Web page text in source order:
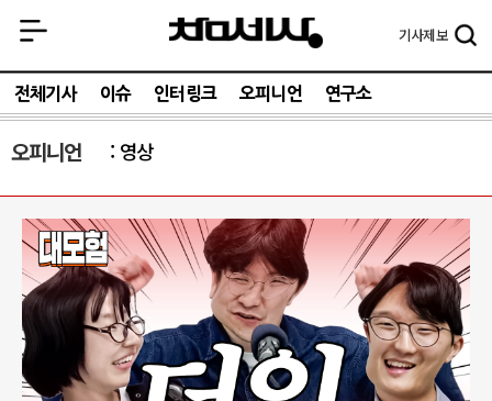
기사제보
전체기사 이슈 인터링크 오피니언 연구소
오피니언 영상